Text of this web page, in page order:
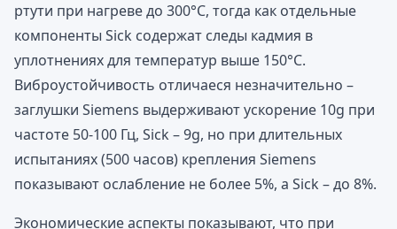
ртути при нагреве до 300°C, тогда как отдельные
компоненты Sick содержат следы кадмия в
уплотнениях для температур выше 150°C.
Виброустойчивость отличаеся незначительно –
заглушки Siemens выдерживают ускорение 10g при
частоте 50-100 Гц, Sick – 9g, но при длительных
испытаниях (500 часов) крепления Siemens
показывают ослабление не более 5%, а Sick – до 8%.
Экономические аспекты показывают, что при